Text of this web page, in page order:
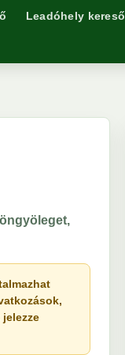
Leadóhely kereső